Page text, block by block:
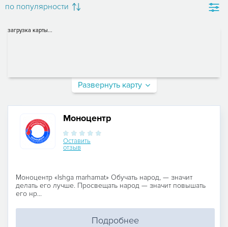
по популярности
загрузка карты...
Развернуть карту
Моноцентр
Оставить
отзыв
Моноцентр «Ishga marhamat» Обучать народ, — значит
делать его лучше. Просвещать народ — значит повышать
его нр...
Подробнее